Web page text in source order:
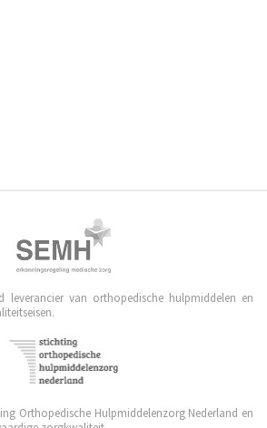
leverancier van orthopedische hulpmiddelen en
Orthopedische Hulpmiddelenzorg Nederland en